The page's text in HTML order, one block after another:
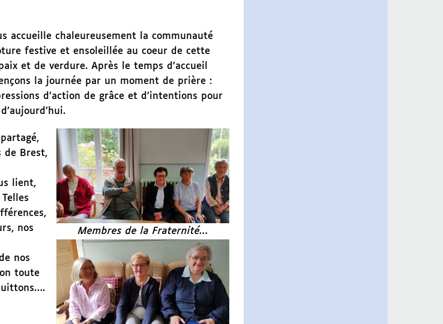
accueille chaleureusement la communauté
festive et ensoleillée au coeur de cette
et de verdure. Après le temps d’accueil
la journée par un moment de prière :
d’action de grâce et d’intentions pour
Membres de la Fraternité…
de Brest,
lient,
nos
nos
toute